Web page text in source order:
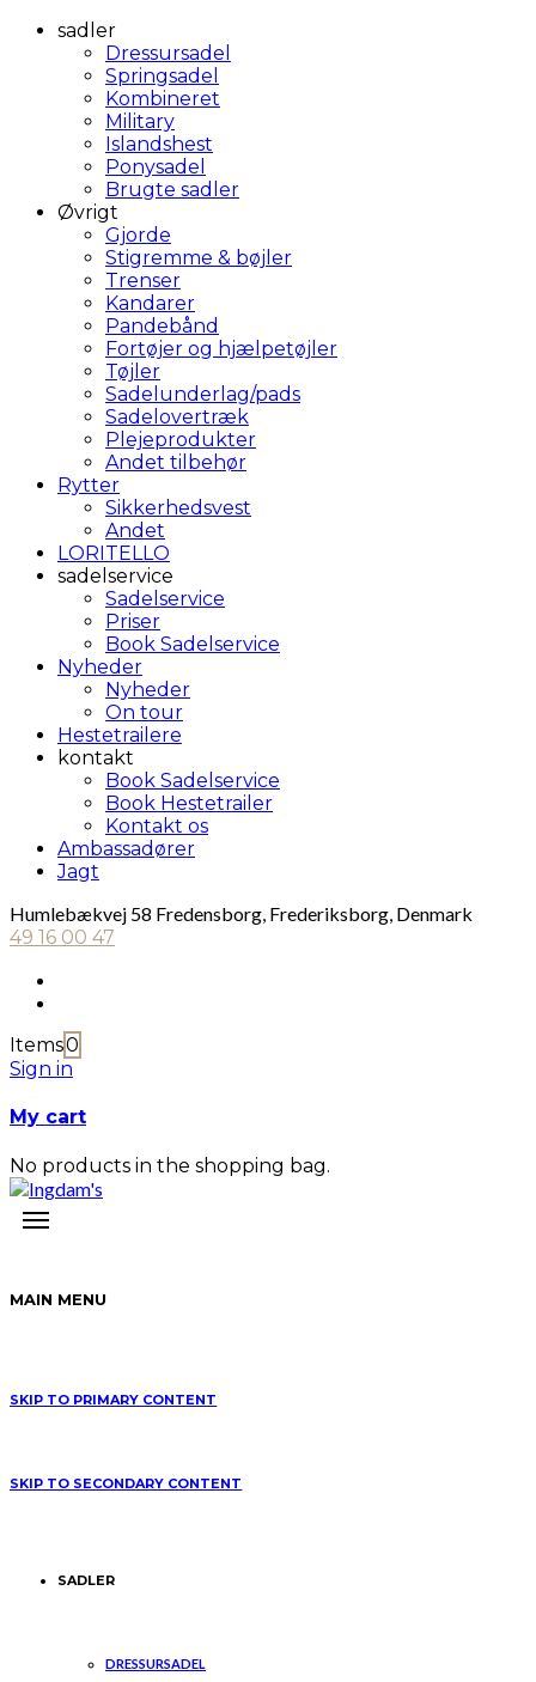
sadler
Dressursadel
Springsadel
Kombineret
Military
Islandshest
Ponysadel
Brugte sadler
Øvrigt
Gjorde
Stigremme & bøjler
Trenser
Kandarer
Pandebånd
Fortøjer og hjælpetøjler
Tøjler
Sadelunderlag/pads
Sadelovertræk
Plejeprodukter
Andet tilbehør
Rytter
Sikkerhedsvest
Andet
LORITELLO
sadelservice
Sadelservice
Priser
Book Sadelservice
Nyheder
Nyheder
On tour
Hestetrailere
kontakt
Book Sadelservice
Book Hestetrailer
Kontakt os
Ambassadører
Jagt
Humlebækvej 58 Fredensborg, Frederiksborg, Denmark
49 16 00 47
Items0
Sign in
My cart
No products in the shopping bag.
MAIN MENU
SKIP TO PRIMARY CONTENT
SKIP TO SECONDARY CONTENT
SADLER
DRESSURSADEL